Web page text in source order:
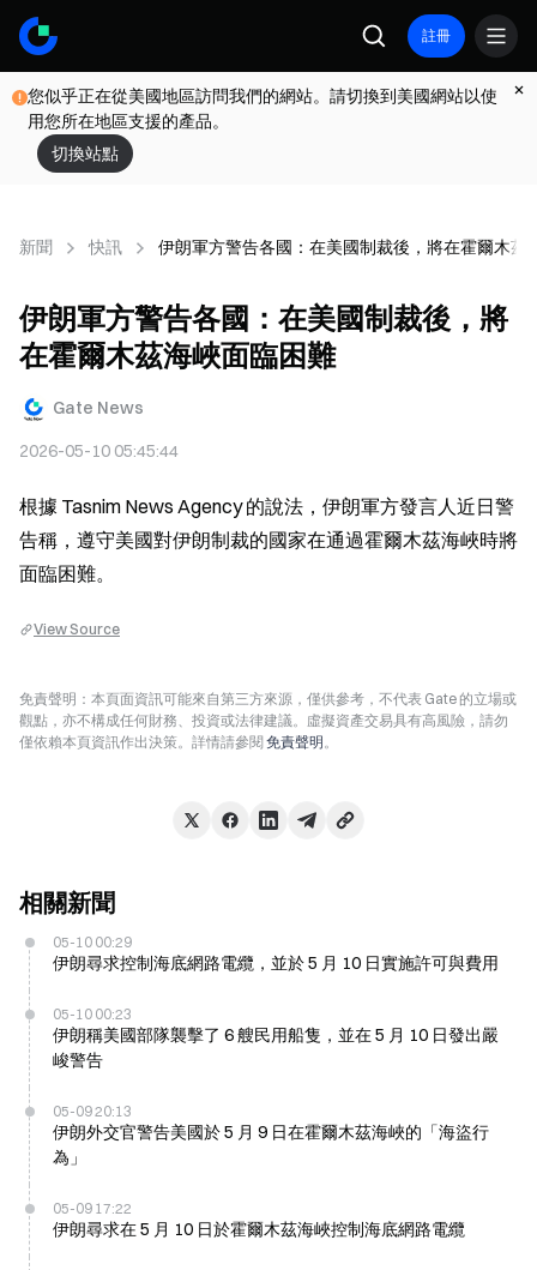
註冊
您似乎正在從美國地區訪問我們的網站。請切換到美國網站以使
用您所在地區支援的產品。
切換站點
新聞 快訊 伊朗軍方警告各國：在美國制裁後，將在霍爾木茲
伊朗軍方警告各國：在美國制裁後，將
在霍爾木茲海峽面臨困難
Gate News
2026-05-10 05:45:44
根據 Tasnim News Agency 的說法，伊朗軍方發言人近日警
告稱，遵守美國對伊朗制裁的國家在通過霍爾木茲海峽時將
面臨困難。
View Source
免責聲明：本頁面資訊可能來自第三方來源，僅供參考，不代表 Gate 的立場或
觀點，亦不構成任何財務、投資或法律建議。虛擬資產交易具有高風險，請勿
僅依賴本頁資訊作出決策。詳情請參閱 免責聲明。
相關新聞
05-10 00:29
伊朗尋求控制海底網路電纜，並於 5 月 10 日實施許可與費用
05-10 00:23
伊朗稱美國部隊襲擊了 6 艘民用船隻，並在 5 月 10 日發出嚴
峻警告
05-09 20:13
伊朗外交官警告美國於 5 月 9 日在霍爾木茲海峽的「海盜行
為」
05-09 17:22
伊朗尋求在 5 月 10 日於霍爾木茲海峽控制海底網路電纜